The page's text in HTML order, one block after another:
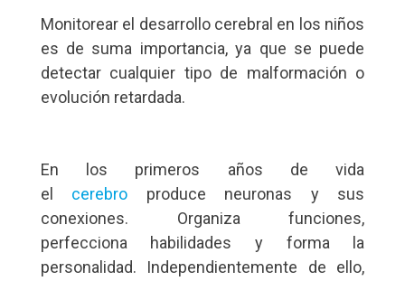
Monitorear el desarrollo cerebral en los niños
es de suma importancia, ya que se puede
detectar cualquier tipo de malformación o
evolución retardada.
En los primeros años de vida
el cerebro produce neuronas y sus
conexiones. Organiza funciones,
perfecciona habilidades y forma la
personalidad. Independientemente de ello,